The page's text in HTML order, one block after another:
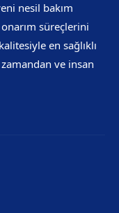
nesil bakım
süreçlerini
en sağlıklı
ve insan